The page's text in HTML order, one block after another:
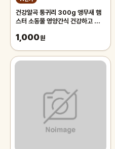
건강알곡 통귀리 300g 앵무새 햄
스터 소동물 영양간식 건강하고 깨끗
1,000원